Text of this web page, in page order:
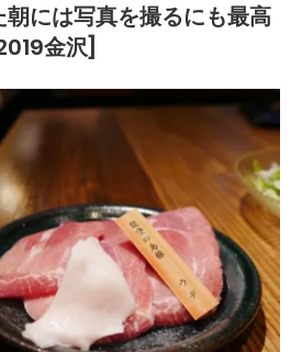
朝には写真を撮るにも最高
金沢]